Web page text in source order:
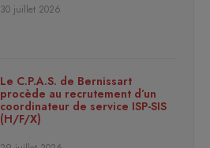
30 juillet 2026
Le C.P.A.S. de Bernissart
procède au recrutement d’un
coordinateur de service ISP-SIS
(H/F/X)